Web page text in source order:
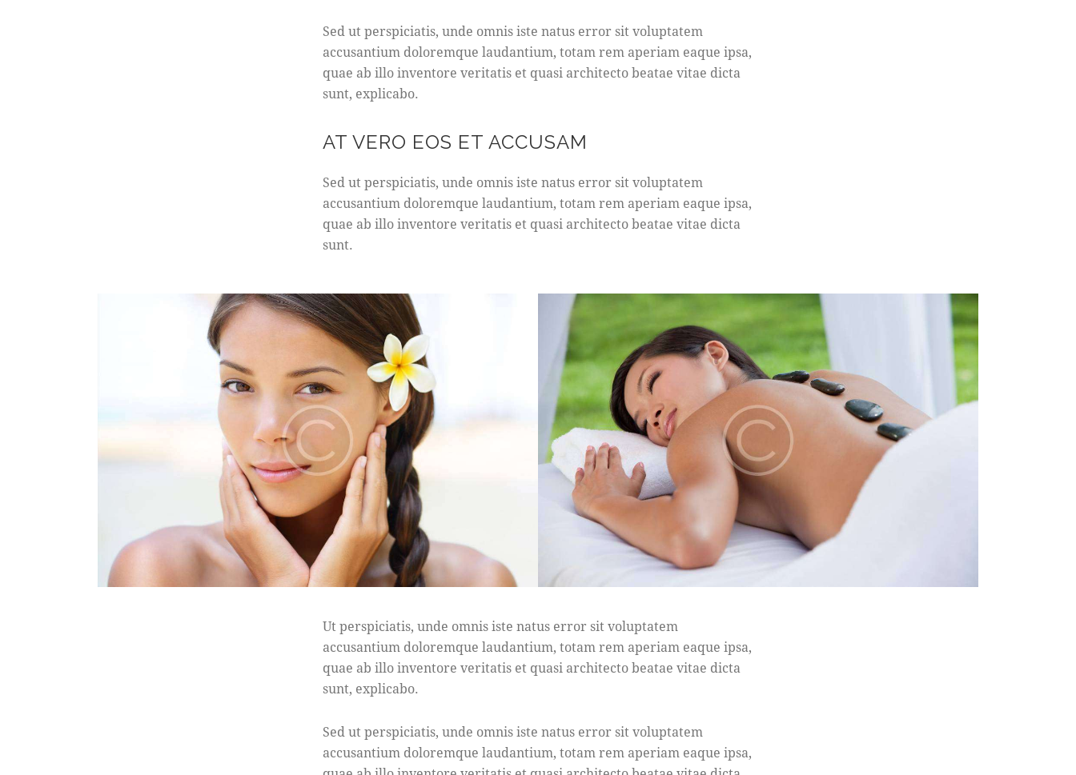
Sed ut perspiciatis, unde omnis iste natus error sit voluptatem
accusantium doloremque laudantium, totam rem aperiam eaque ipsa,
quae ab illo inventore veritatis et quasi architecto beatae vitae dicta
sunt, explicabo.
AT VERO EOS ET ACCUSAM
Sed ut perspiciatis, unde omnis iste natus error sit voluptatem
accusantium doloremque laudantium, totam rem aperiam eaque ipsa,
quae ab illo inventore veritatis et quasi architecto beatae vitae dicta
sunt.
Ut perspiciatis, unde omnis iste natus error sit voluptatem
accusantium doloremque laudantium, totam rem aperiam eaque ipsa,
quae ab illo inventore veritatis et quasi architecto beatae vitae dicta
sunt, explicabo.
Sed ut perspiciatis, unde omnis iste natus error sit voluptatem
accusantium doloremque laudantium, totam rem aperiam eaque ipsa,